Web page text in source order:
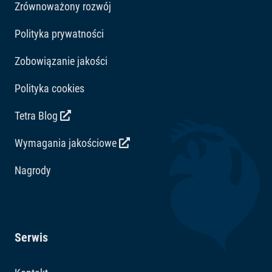
Zrównoważony rozwój
Polityka prywatności
Zobowiązanie jakości
Polityka cookies
Tetra Blog
Wymagania jakościowe
Nagrody
Serwis